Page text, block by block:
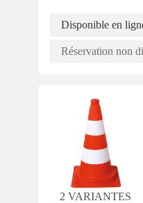
Disponible en
Réservation non
2 VARIANTES